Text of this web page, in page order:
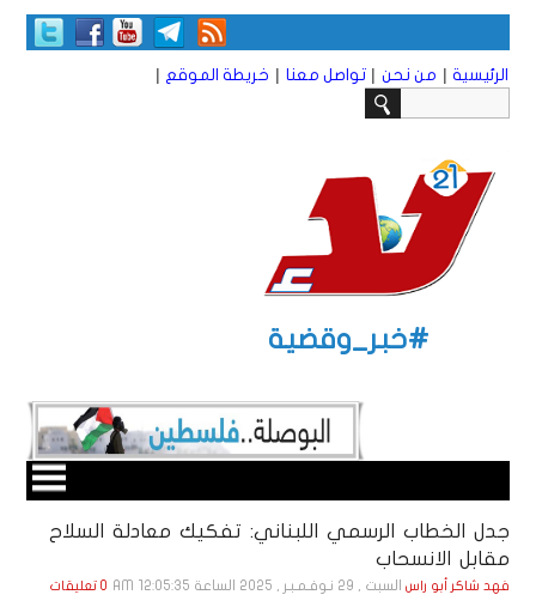
الرئيسية | من نحن | تواصل معنا | خريطة الموقع |
#خبر_وقضية
جدل الخطاب الرسمي اللبناني: تفكيك معادلة السلاح
مقابل الانسحاب
فهد شاكر أبو راس السبت , 29 نـوفـمـبـر , 2025 الساعة 12:05:35 AM 0 تعليقات